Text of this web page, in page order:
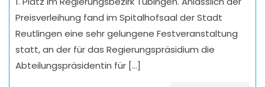
Preisverleihung fand im Spitalhofsaal der Stadt
Reutlingen eine sehr gelungene Festveranstaltung
statt, an der für das Regierungspräsidium die
Abteilungspräsidentin für […]